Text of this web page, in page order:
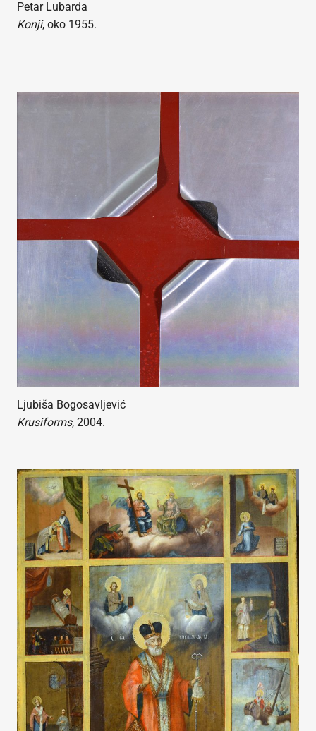
Petar Lubarda
Konji, oko 1955.
Ljubiša Bogosavljević
Krusiforms, 2004.